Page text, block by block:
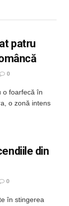
patru
0
o foarfecă în
o zonă intens
din
0
în stingerea